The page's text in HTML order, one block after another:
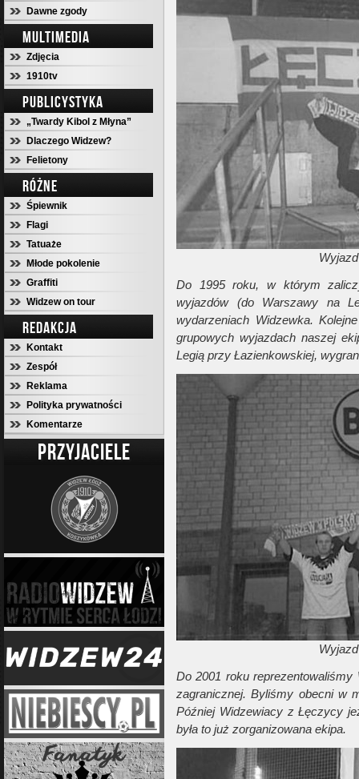
Dawne zgody
MULTIMEDIA
Zdjęcia
1910tv
PUBLICYSTYKA
„Twardy Kibol z Młyna”
Dlaczego Widzew?
Felietony
RÓŻNE
Śpiewnik
Flagi
Tatuaże
Młode pokolenie
Graffiti
Widzew on tour
REDAKCJA
Kontakt
Zespół
Reklama
Polityka prywatności
Komentarze
PRZYJACIELE
Do 1995 roku, w którym
wyjazdów (do Warszawy na
wydarzeniach Widzewka.
grupowych wyjazdach naszej
Legią przy Łazienkowskiej,
Do 2001 roku
zagranicznej. Byliśmy obecni w
Później Widzewiacy z Łęczycy
była to już zorganizowana ekipa.